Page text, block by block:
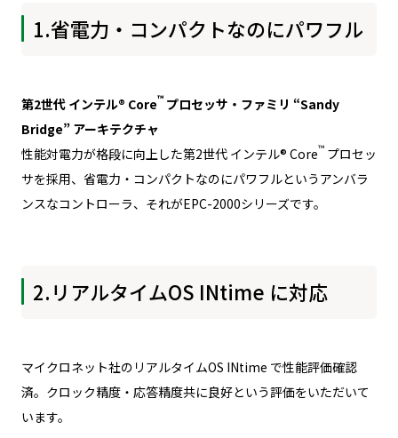
1.省電力・コンパクトなのにパワフル
第2世代 インテル® Core™プロセッサ・ファミリ “Sandy
Bridge” アーキテクチャ
性能対電力が格段に向上した第2世代 インテル® Core™プロセッ
サを採用、省電力・コンパクトなのにパワフルというアンバラ
ンスなコントローラ、それがEPC-2000シリーズです。
2.リアルタイムOS INtime に対応
マイクロネット社のリアルタイムOS INtime で性能評価確認
済。クロック精度・応答精度共に良好という評価をいただいて
います。